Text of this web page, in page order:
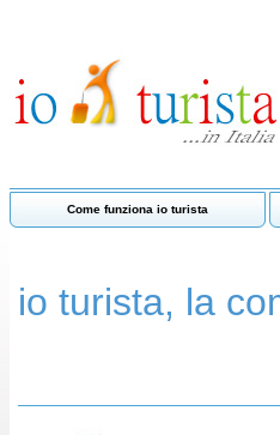
Come funziona io turista
io turista, la